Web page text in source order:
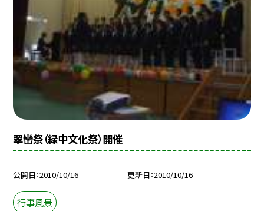
翠巒祭（緑中文化祭）開催
公開日 2010/10/16 更新日 2010/10/16
行事風景